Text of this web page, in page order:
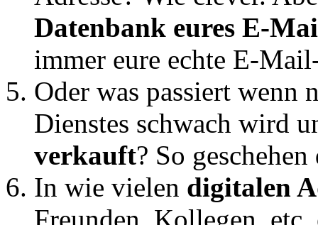
Datenbank eures E-
immer eure echte E-
Oder was passiert wenn
Dienstes schwach wird
verkauft? So
In wie vielen digitalen
Freunden, Kollegen,